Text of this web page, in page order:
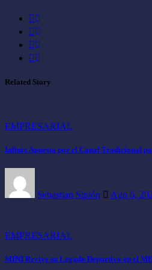
Related Story
EMPRESARIAL
Infinix Apuesta por el Canal Tradicional
Sebastian Sipión Ago 6,
EMPRESARIAL
MINI Revive su Legado Deportivo en el